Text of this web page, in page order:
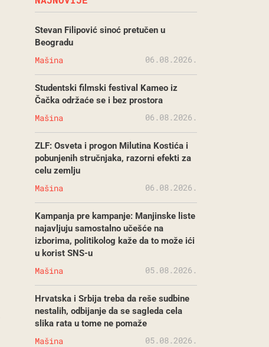
Stevan Filipović sinoć pretučen u
Beogradu
Mašina 06.08.2026.
Studentski filmski festival Kameo iz
Čačka održaće se i bez prostora
Mašina 06.08.2026.
ZLF: Osveta i progon Milutina Kostića i
pobunjenih stručnjaka, razorni efekti za
celu zemlju
Mašina 06.08.2026.
Kampanja pre kampanje: Manjinske liste
najavljuju samostalno učešće na
izborima, politikolog kaže da to može ići
u korist SNS-u
Mašina 05.08.2026.
Hrvatska i Srbija treba da reše sudbine
nestalih, odbijanje da se sagleda cela
slika rata u tome ne pomaže
Mašina 05.08.2026.